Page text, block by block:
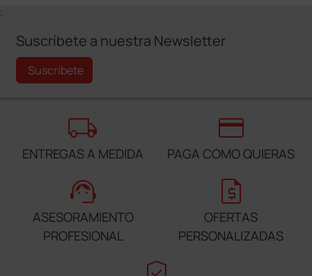
;
Suscríbete a nuestra Newsletter
Suscríbete
local_shipping
ENTREGAS A MEDIDA
credit_card
PAGA COMO QUIERAS
support_agent
ASESORAMIENTO
PROFESIONAL
request_quote
OFERTAS
PERSONALIZADAS